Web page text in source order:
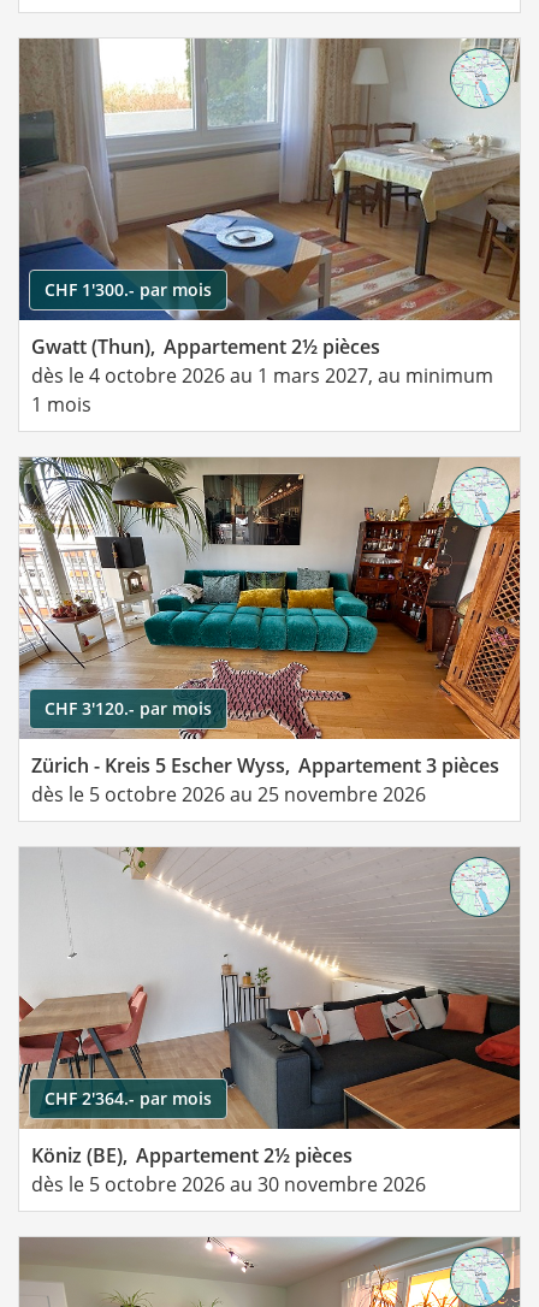
CHF 1'300.- par mois
Gwatt (Thun), Appartement 2½ pièces
dès le 4 octobre 2026 au 1 mars 2027, au minimum
1 mois
CHF 3'120.- par mois
Zürich - Kreis 5 Escher Wyss, Appartement 3 pièces
dès le 5 octobre 2026 au 25 novembre 2026
CHF 2'364.- par mois
Köniz (BE), Appartement 2½ pièces
dès le 5 octobre 2026 au 30 novembre 2026